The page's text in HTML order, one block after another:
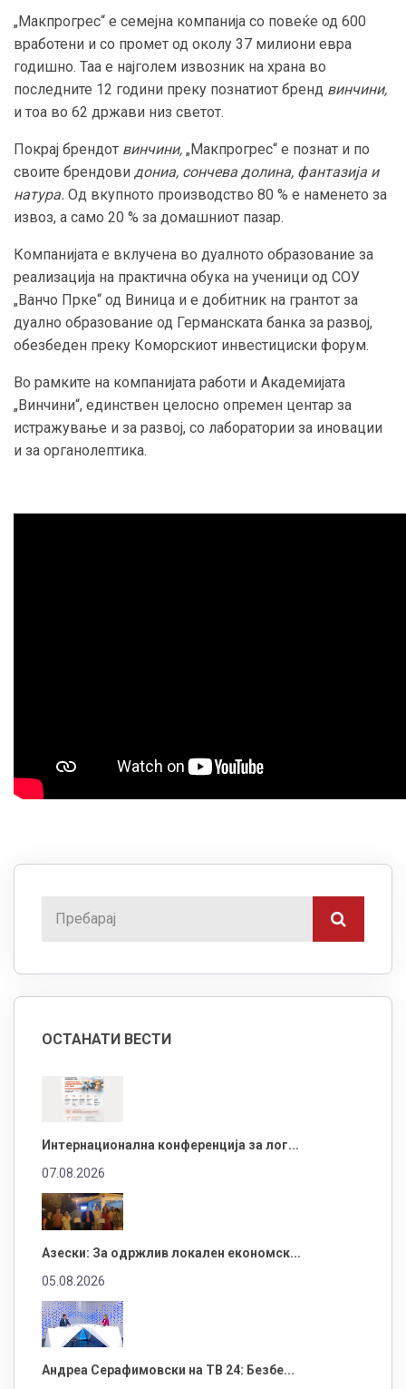
„Макпрогрес“ е семејна компанија со повеќе од 600
вработени и со промет од околу 37 милиони евра
годишно. Таа е најголем извозник на храна во
последните 12 години преку познатиот бренд винчини,
и тоа во 62 држави низ светот.
Покрај брендот винчини, „Макпрогрес“ е познат и по
своите брендови дониа, сончева долина, фантазија и
натура. Од вкупното производство 80 % е наменето за
извоз, а само 20 % за домашниот пазар.
Компанијата е вклучена во дуалното образование за
реализација на практична обука на ученици од СОУ
„Ванчо Прке“ од Виница и е добитник на грантот за
дуално образование од Германската банка за развој,
обезбеден преку Коморскиот инвестициски форум.
Во рамките на компанијата работи и Академијата
„Винчини“, единствен целосно опремен центар за
истражување и за развој, со лаборатории за иновации
и за органолептика.
ОСТАНАТИ ВЕСТИ
Интернационална конференција за лог...
07.08.2026
Азески: За одржлив локален економск...
05.08.2026
Андреа Серафимовски на ТВ 24: Безбе...